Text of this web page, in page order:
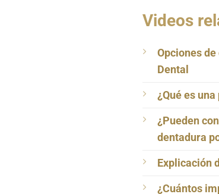
Videos
Opciones
Dental
¿Qué es
¿Pueden
dentadura
Explicación
¿Cuántos